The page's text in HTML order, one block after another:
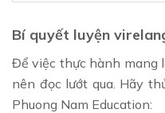
Bí quyết luyện
Để việc thực hành mang
nên đọc lướt qua. Hãy
Phuong Nam Education: